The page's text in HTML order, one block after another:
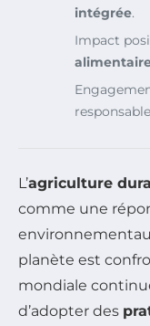
intégrée.
Impact
L’agriculture
comme une
planète est
mondiale
d’adopter des